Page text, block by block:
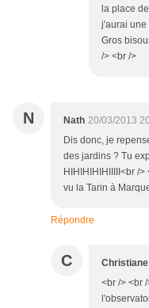
la place
j'aurai une
Gros
/> <br />
N Nath 20/03/2013
Dis donc, je
des jardins ? Tu
HIHIHIHIHIIIII<br /
vu la Tarin à
Répondre
C Christiane
<br /> <br